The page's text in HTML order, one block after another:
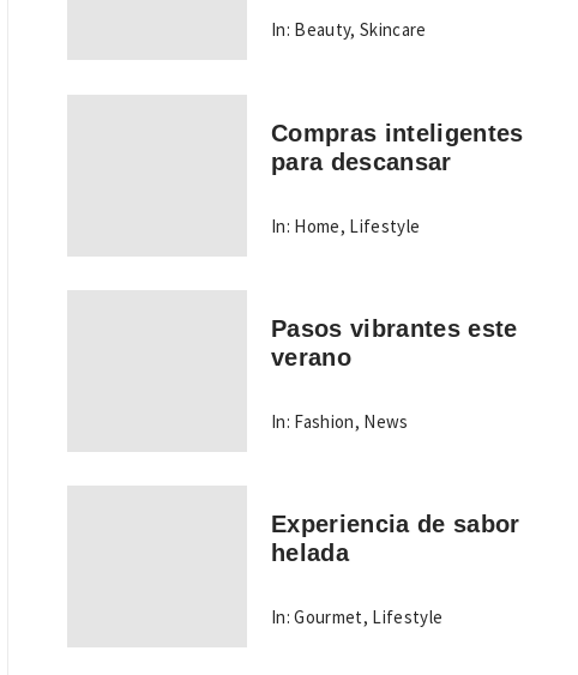
In: Beauty,Skincare
Compras inteligentes
para descansar
In: Home, Lifestyle
Pasos vibrantes este
verano
In: Fashion, News
Experiencia de sabor
helada
In: Gourmet, Lifestyle